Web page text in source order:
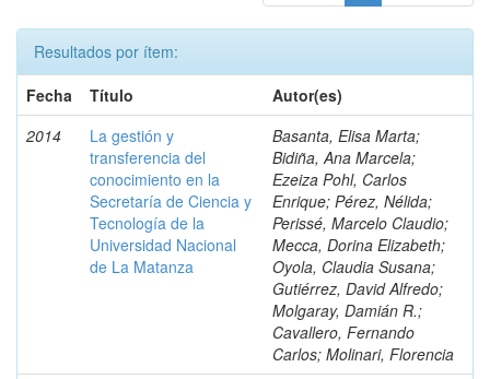
Resultados por ítem:
Fecha
Título
Autor(es)
2014
La gestión y
transferencia del
conocimiento en la
Secretaría de Ciencia y
Tecnología de la
Universidad Nacional
de La Matanza
Basanta, Elisa Marta;
Bidiña, Ana Marcela;
Ezeiza Pohl, Carlos
Enrique; Pérez, Nélida;
Perissé, Marcelo Claudio;
Mecca, Dorina Elizabeth;
Oyola, Claudia Susana;
Gutiérrez, David Alfredo;
Molgaray, Damián R.;
Cavallero, Fernando
Carlos; Molinari, Florencia